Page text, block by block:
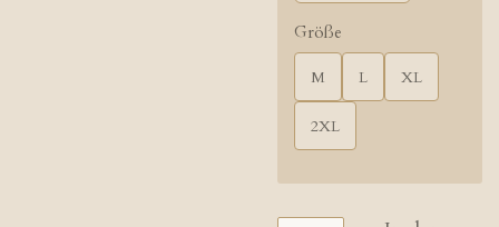
Größe
M L XL
2XL